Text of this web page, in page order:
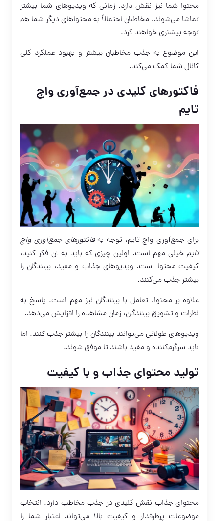
محتوا شما نیز نقش دارد. زمانی که ویدیوهای شما بیشتر
تماشا می‌شوند، مخاطبان احتمالاً به محتواهای دیگر شما هم
توجه بیشتری خواهند کرد.
این موضوع به جذب مخاطبان بیشتر و بهبود عملکرد کلی
کانال شما کمک می‌کند.
فاکتورهای کلیدی در جمع‌آوری واچ
تایم
برای جمع‌آوری واچ تایم، توجه بهفاکتورهای جمع‌آوری واچ
تایم خیلی مهم است. اولین چیزی که باید به آن فکر کنید،
کیفیت محتوا است. ویدیوهای جذاب و مفید، بینندگان را
بیشتر جذب می‌کنند.
علاوه بر محتوا، تعامل با بینندگان نیز مهم است. پاسخ به
نظرات و تشویق بینندگان، زمان مشاهده را افزایش می‌دهد.
ویدیوهای طولانی می‌توانند بینندگان را بیشتر جذب کنند. اما
باید سرگرم‌کننده و مفید باشند تا موفق شوند.
تولید محتوای جذاب و با کیفیت
محتوای جذاب نقش کلیدی در جذب مخاطب دارد. انتخاب
موضوعات پرطرفدار و کیفیت بالا می‌تواند اعتبار شما را